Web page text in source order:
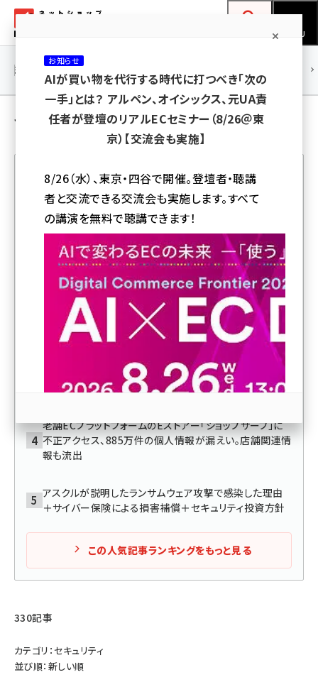
ン
ネットショップ担当者フォーラム
MENU
yahoo (1910)
楽天 (1878)
アスクル (1126)
base (1085)
ビィ・フォアード (786)
revico (746)
連載・特集 |
セキュリティ の 記事
人気記事ランキング
KDDIが不正アクセスで顧客情報流出の可能性。ニフ
ティ、JCOMなど向けISP向けメールシステムで
ニチレイグループのシステム障害、冷蔵倉庫の部分稼働を
順次再開。今週中の通常稼働をめざす
ニチレイグループのシステム障害、通販・EC実施企業にも
影響。コープデリ、生協連の宅配、イオン、ケンタッキーな
老舗ECプラットフォームのEストアー「ショップサーブ」に
不正アクセス、885万件の個人情報が漏えい。店舗関連情
報も流出
アスクルが説明したランサムウェア攻撃で感染した理由
＋サイバー保険による損害補償＋セキュリティ投資方針
この人気記事ランキングをもっと見る
330記事
カテゴリ：セキュリティ
並び順：新しい順
お知らせ
AIが買い物を代行する時代に打つべき「次の
一手」とは？ アルペン、オイシックス、元UA責
任者が登壇のリアルECセミナー（8/26＠東
京）【交流会も実施】
8/26（水）、東京・四谷で開催。登壇者・聴講
者と交流できる交流会も実施します。すべて
の講演を無料で聴講できます！